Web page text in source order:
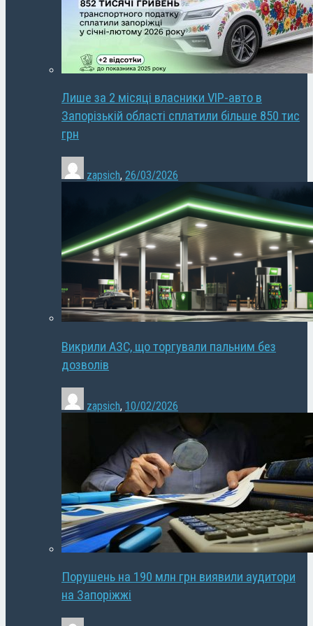
Лише за 2 місяці власники VIP-авто в
Запорізькій області сплатили більше 850 тис
грн
zapsich, 26/03/2026
Викрили АЗС, що торгували пальним без
дозволів
zapsich, 10/02/2026
Порушень на 190 млн грн виявили аудитори
на Запоріжжі